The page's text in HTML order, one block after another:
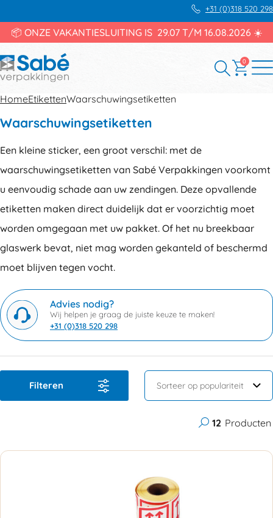
+31 (0)318 520 298
📦 ONZE VAKANTIESLUITING IS 29.07 T/M 16.08.2026 ☀️
0
HomeEtikettenWaarschuwingsetiketten
Waarschuwingsetiketten
Een kleine sticker, een groot verschil: met de
waarschuwingsetiketten van Sabé Verpakkingen voorkomt
u eenvoudig schade aan uw zendingen. Deze opvallende
etiketten maken direct duidelijk dat er voorzichtig moet
worden omgegaan met uw pakket. Of het nu breekbaar
glaswerk bevat, niet mag worden gekanteld of beschermd
moet blijven tegen vocht.
Advies nodig?
Wij helpen je graag de juiste keuze te maken!
+31 (0)318 520 298
Filteren
12 Producten